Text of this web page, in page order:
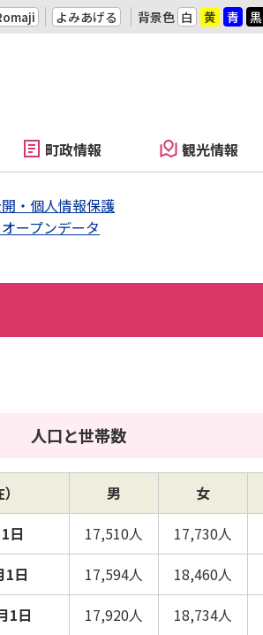
よみあげる 背景色 白 黄 青 黒
町政情報 観光情報
・個人情報保護
ープンデータ
人口と世帯数
男 女
1日 17,510人 17,730人
1日 17,594人 18,460人
1日
17,920人 18,734人